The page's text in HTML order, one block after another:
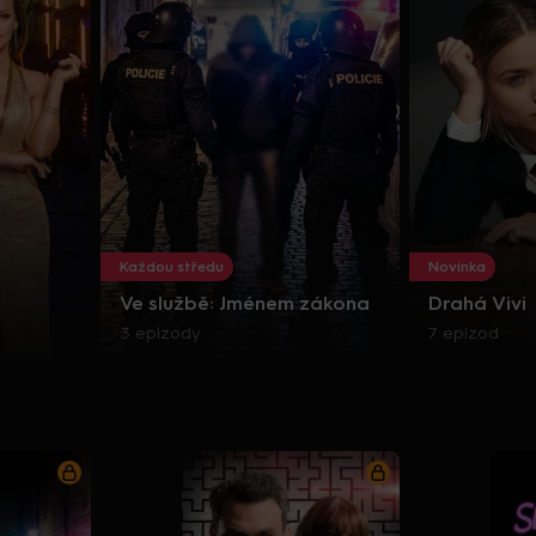
Každou středu
Ve službě: Jménem zákona
3 epizody
Novinka
Drahá Vivi
7 epizod